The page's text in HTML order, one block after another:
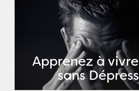
Apprenez à
sans